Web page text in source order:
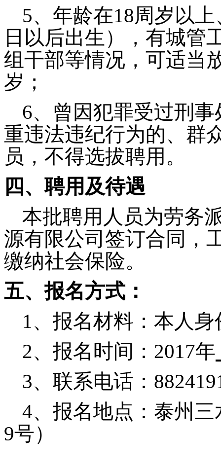
5、年龄在18周岁以
日以后出生），有城管
组干部等情况，可适当
岁；
6、曾因犯罪受过刑
重违法违纪行为的、群
员，不得选拔聘用。
四、聘用及待遇
本批聘用人员为劳务
源有限公司签订合同，
缴纳社会保险。
五、报名方式：
1、报名材料：本人
2、报名时间：2017年
3、联系电话：
4、报名地点：泰州
9号）